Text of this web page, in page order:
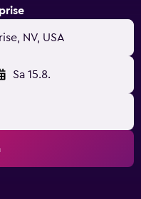
NV, USA
Sa 15.8.